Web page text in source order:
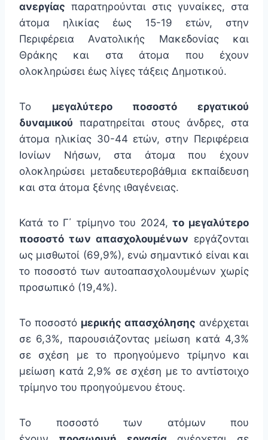
ανεργίας παρατηρούνται στις γυναίκες, στα
άτομα ηλικίας έως 15-19 ετών, στην
Περιφέρεια Ανατολικής Μακεδονίας και
Θράκης και στα άτομα που έχουν
ολοκληρώσει έως λίγες τάξεις Δημοτικού.
Το μεγαλύτερο ποσοστό εργατικού
δυναμικού παρατηρείται στους άνδρες, στα
άτομα ηλικίας 30-44 ετών, στην Περιφέρεια
Ιονίων Νήσων, στα άτομα που έχουν
ολοκληρώσει μεταδευτεροβάθμια εκπαίδευση
και στα άτομα ξένης ιθαγένειας.
Κατά το Γ΄ τρίμηνο του 2024,το μεγαλύτερο
ποσοστό των απασχολουμένων εργάζονται
ως μισθωτοί (69,9%), ενώ σημαντικό είναι και
το ποσοστό των αυτοαπασχολουμένων χωρίς
προσωπικό (19,4%).
Το ποσοστό μερικής απασχόλησης ανέρχεται
σε 6,3%, παρουσιάζοντας μείωση κατά 4,3%
σε σχέση με το προηγούμενο τρίμηνο και
μείωση κατά 2,9% σε σχέση με το αντίστοιχο
τρίμηνο του προηγούμενου έτους.
Το ποσοστό των ατόμων που